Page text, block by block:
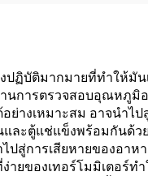
ปฏิบัติมากมายที่ทำให้
นการตรวจสอบอุณหภู
อย่างเหมาะสม อาจน
ะตู้แช่แข็งพร้อมกันด้ว
ปสู่การเสียหายของอา
ายของเทอร์โมมิเตอ